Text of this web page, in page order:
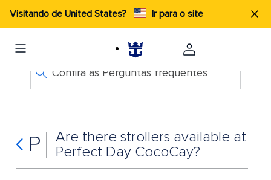
Visitando de United States? Ir para o site
Confira as Perguntas frequentes
P
Are there strollers available at
Perfect Day CocoCay?